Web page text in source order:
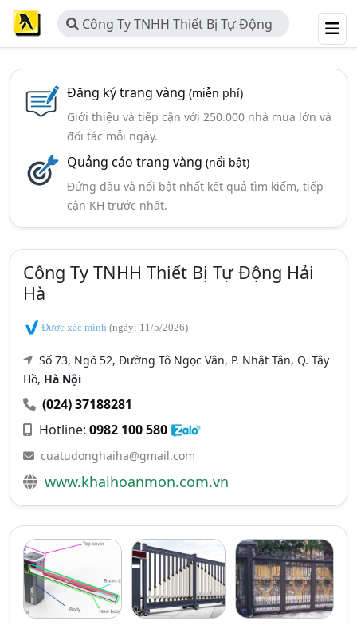
Công Ty TNHH Thiết Bị Tự Động
Hải Hà
Đăng ký trang vàng (miễn phí)
Giới thiệu và tiếp cận với 250.000 nhà mua lớn và
đối tác mỗi ngày.
Quảng cáo trang vàng (nổi bật)
Đứng đầu và nổi bật nhất kết quả tìm kiếm, tiếp
cận KH trước nhất.
Công Ty TNHH Thiết Bị Tự Động Hải
Hà
Được xác minh (ngày: 11/5/2026)
Số 73, Ngõ 52, Đường Tô Ngọc Vân, P. Nhật Tân, Q. Tây
Hồ, Hà Nội
(024) 37188281
Hotline: 0982 100 580
cuatudonghaiha@gmail.com
www.khaihoanmon.com.vn